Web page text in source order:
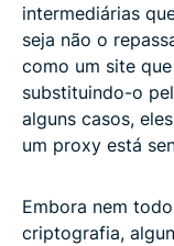
intermediárias
seja não o
como um site
substituindo-o
alguns casos,
um proxy está
Embora nem
criptografia,